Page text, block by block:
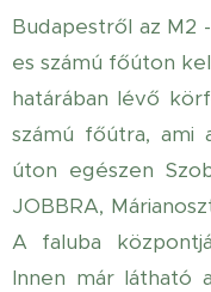
Budapestről az M2
es számú főúton
határában lévő
számú főútra, ami
úton egészen
JOBBRA,
A faluba
Innen már látható